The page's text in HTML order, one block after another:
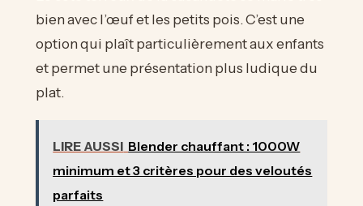
bien avec l’œuf et les petits pois. C’est une
option qui plaît particulièrement aux enfants
et permet une présentation plus ludique du
plat.
LIRE AUSSI Blender chauffant : 1000W
minimum et 3 critères pour des veloutés
parfaits